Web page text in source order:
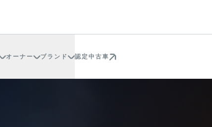
オーナー ブランド 認定中古車